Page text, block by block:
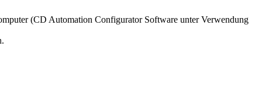
(CD Automation Configurator Software unter Verwendung